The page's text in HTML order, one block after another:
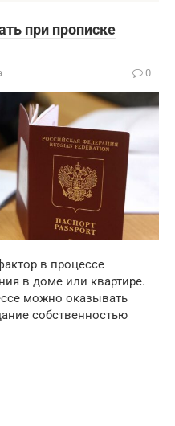
при прописке
0
в процессе
в доме или квартире.
можно оказывать
собственностью